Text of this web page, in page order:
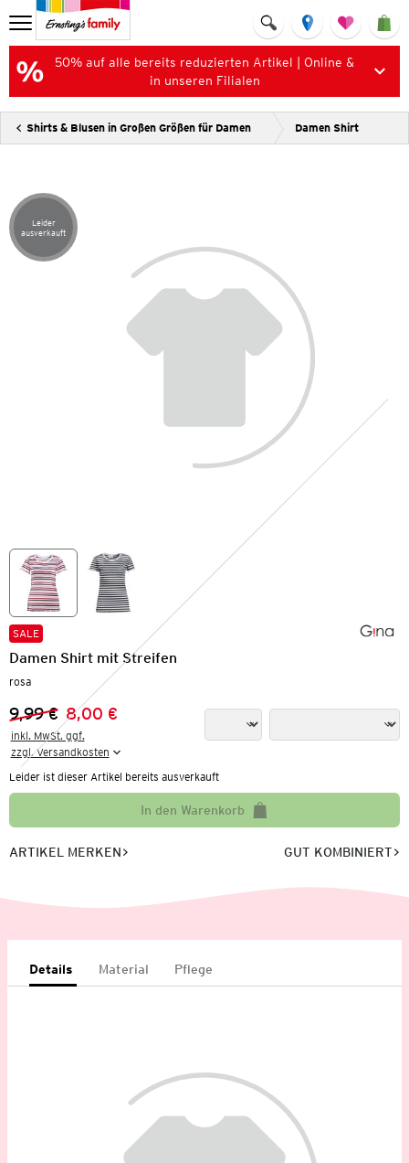
50% auf alle bereits reduzierten Artikel | Online &
in unseren Filialen
Shirts & Blusen in Großen Größen für Damen Damen Shirt
Artikel leider ausverkauft
Leider
ausverkauft
SALE
Damen Shirt mit Streifen
rosa
Vorheriger Preis:
9,99 €
Neuer Preis:
8,00 €
inkl. MwSt. ggf.
zzgl. Versandkosten
Leider ist dieser Artikel bereits ausverkauft
In den Warenkorb
ARTIKEL MERKEN GUT KOMBINIERT
Details Material Pflege